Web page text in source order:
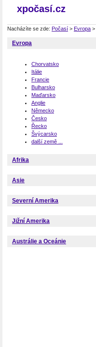
xpočasí.cz
Nacházíte se zde: Počasí > Evropa >
Evropa
Chorvatsko
Itálie
Francie
Bulharsko
Maďarsko
Anglie
Německo
Česko
Řecko
Švýcarsko
další země ...
Afrika
Asie
Severní Amerika
Jižní Amerika
Austrálie a Oceánie